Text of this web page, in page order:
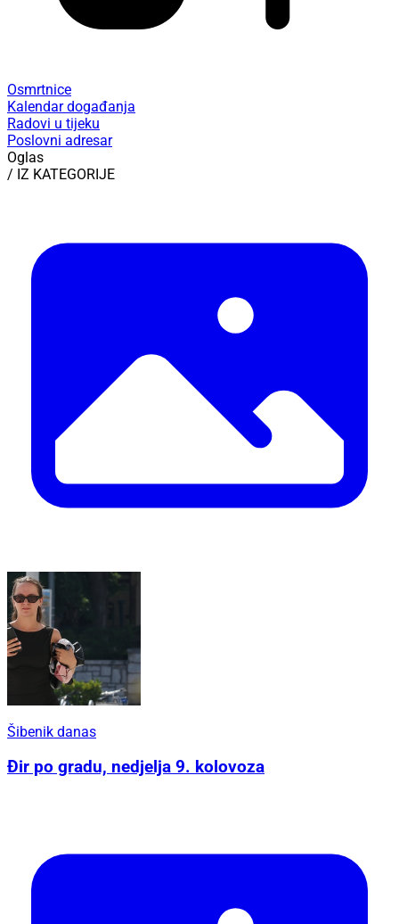
Osmrtnice
Kalendar događanja
Radovi u tijeku
Poslovni adresar
Oglas
/ IZ KATEGORIJE
Šibenik danas
Đir po gradu, nedjelja 9. kolovoza